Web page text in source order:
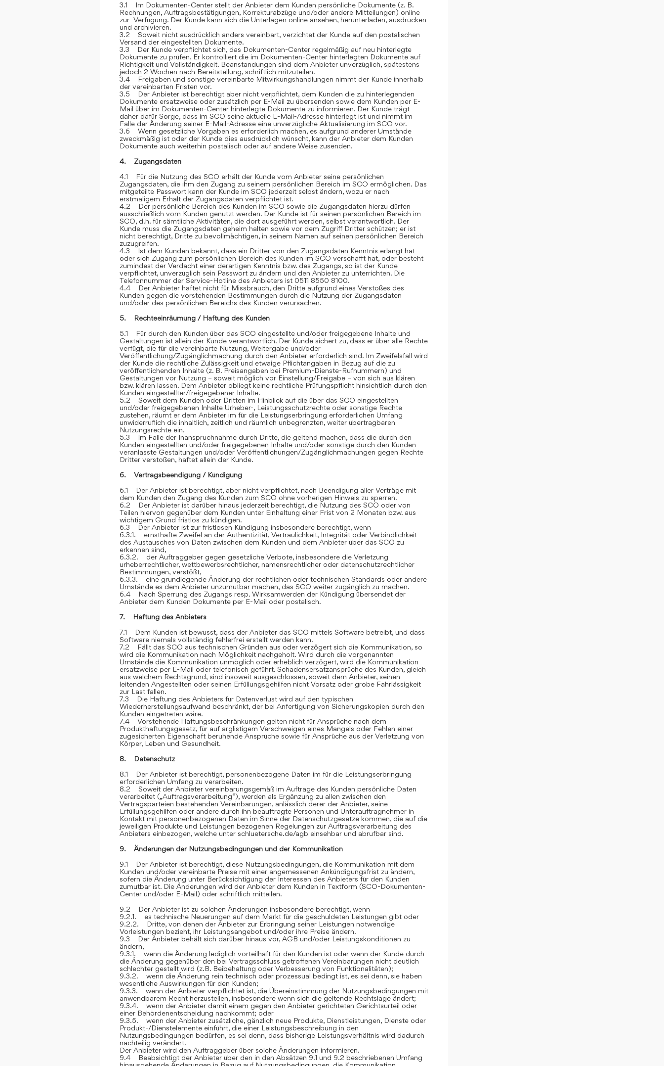
3.1 Im Dokumenten-Center stellt der Anbieter dem Kunden persönliche Dokumente (z. B.
Rechnungen, Auftragsbestätigungen, Korrekturabzüge und/oder andere Mitteilungen) online
zur Verfügung. Der Kunde kann sich die Unterlagen online ansehen, herunterladen, ausdrucken
und archivieren.
3.2 Soweit nicht ausdrücklich anders vereinbart, verzichtet der Kunde auf den postalischen
Versand der eingestellten Dokumente.
3.3 Der Kunde verpflichtet sich, das Dokumenten-Center regelmäßig auf neu hinterlegte
Dokumente zu prüfen. Er kontrolliert die im Dokumenten-Center hinterlegten Dokumente auf
Richtigkeit und Vollständigkeit. Beanstandungen sind dem Anbieter unverzüglich, spätestens
jedoch 2 Wochen nach Bereitstellung, schriftlich mitzuteilen.
3.4 Freigaben und sonstige vereinbarte Mitwirkungshandlungen nimmt der Kunde innerhalb
der vereinbarten Fristen vor.
3.5 Der Anbieter ist berechtigt aber nicht verpflichtet, dem Kunden die zu hinterlegenden
Dokumente ersatzweise oder zusätzlich per E-Mail zu übersenden sowie dem Kunden per E-
Mail über im Dokumenten-Center hinterlegte Dokumente zu informieren. Der Kunde trägt
daher dafür Sorge, dass im SCO seine aktuelle E-Mail-Adresse hinterlegt ist und nimmt im
Falle der Änderung seiner E-Mail-Adresse eine unverzügliche Aktualisierung im SCO vor.
3.6 Wenn gesetzliche Vorgaben es erforderlich machen, es aufgrund anderer Umstände
zweckmäßig ist oder der Kunde dies ausdrücklich wünscht, kann der Anbieter dem Kunden
Dokumente auch weiterhin postalisch oder auf andere Weise zusenden.
4. Zugangsdaten
4.1 Für die Nutzung des SCO erhält der Kunde vom Anbieter seine persönlichen
Zugangsdaten, die ihm den Zugang zu seinem persönlichen Bereich im SCO ermöglichen. Das
mitgeteilte Passwort kann der Kunde im SCO jederzeit selbst ändern, wozu er nach
erstmaligem Erhalt der Zugangsdaten verpflichtet ist.
4.2 Der persönliche Bereich des Kunden im SCO sowie die Zugangsdaten hierzu dürfen
ausschließlich vom Kunden genutzt werden. Der Kunde ist für seinen persönlichen Bereich im
SCO, d.h. für sämtliche Aktivitäten, die dort ausgeführt werden, selbst verantwortlich. Der
Kunde muss die Zugangsdaten geheim halten sowie vor dem Zugriff Dritter schützen; er ist
nicht berechtigt, Dritte zu bevollmächtigen, in seinem Namen auf seinen persönlichen Bereich
zuzugreifen.
4.3 Ist dem Kunden bekannt, dass ein Dritter von den Zugangsdaten Kenntnis erlangt hat
oder sich Zugang zum persönlichen Bereich des Kunden im SCO verschafft hat, oder besteht
zumindest der Verdacht einer derartigen Kenntnis bzw. des Zugangs, so ist der Kunde
verpflichtet, unverzüglich sein Passwort zu ändern und den Anbieter zu unterrichten. Die
Telefonnummer der Service-Hotline des Anbieters ist 0511 8550 8100.
4.4 Der Anbieter haftet nicht für Missbrauch, den Dritte aufgrund eines Verstoßes des
Kunden gegen die vorstehenden Bestimmungen durch die Nutzung der Zugangsdaten
und/oder des persönlichen Bereichs des Kunden verursachen.
5. Rechteeinräumung / Haftung des Kunden
5.1 Für durch den Kunden über das SCO eingestellte und/oder freigegebene Inhalte und
Gestaltungen ist allein der Kunde verantwortlich. Der Kunde sichert zu, dass er über alle Rechte
verfügt, die für die vereinbarte Nutzung, Weitergabe und/oder
Veröffentlichung/Zugänglichmachung durch den Anbieter erforderlich sind. Im Zweifelsfall wird
der Kunde die rechtliche Zulässigkeit und etwaige Pflichtangaben in Bezug auf die zu
veröffentlichenden Inhalte (z. B. Preisangaben bei Premium-Dienste-Rufnummern) und
Gestaltungen vor Nutzung – soweit möglich vor Einstellung/Freigabe – von sich aus klären
bzw. klären lassen. Dem Anbieter obliegt keine rechtliche Prüfungspflicht hinsichtlich durch den
Kunden eingestellter/freigegebener Inhalte.
5.2 Soweit dem Kunden oder Dritten im Hinblick auf die über das SCO eingestellten
und/oder freigegebenen Inhalte Urheber-, Leistungsschutzrechte oder sonstige Rechte
zustehen, räumt er dem Anbieter im für die Leistungserbringung erforderlichen Umfang
unwiderruflich die inhaltlich, zeitlich und räumlich unbegrenzten, weiter übertragbaren
Nutzungsrechte ein.
5.3 Im Falle der Inanspruchnahme durch Dritte, die geltend machen, dass die durch den
Kunden eingestellten und/oder freigegebenen Inhalte und/oder sonstige durch den Kunden
veranlasste Gestaltungen und/oder Veröffentlichungen/Zugänglichmachungen gegen Rechte
Dritter verstoßen, haftet allein der Kunde.
6. Vertragsbeendigung / Kündigung
6.1 Der Anbieter ist berechtigt, aber nicht verpflichtet, nach Beendigung aller Verträge mit
dem Kunden den Zugang des Kunden zum SCO ohne vorherigen Hinweis zu sperren.
6.2 Der Anbieter ist darüber hinaus jederzeit berechtigt, die Nutzung des SCO oder von
Teilen hiervon gegenüber dem Kunden unter Einhaltung einer Frist von 2 Monaten bzw. aus
wichtigem Grund fristlos zu kündigen.
6.3 Der Anbieter ist zur fristlosen Kündigung insbesondere berechtigt, wenn
6.3.1. ernsthafte Zweifel an der Authentizität, Vertraulichkeit, Integrität oder Verbindlichkeit
des Austausches von Daten zwischen dem Kunden und dem Anbieter über das SCO zu
erkennen sind,
6.3.2. der Auftraggeber gegen gesetzliche Verbote, insbesondere die Verletzung
urheberrechtlicher, wettbewerbsrechtlicher, namensrechtlicher oder datenschutzrechtlicher
Bestimmungen, verstößt,
6.3.3. eine grundlegende Änderung der rechtlichen oder technischen Standards oder andere
Umstände es dem Anbieter unzumutbar machen, das SCO weiter zugänglich zu machen.
6.4 Nach Sperrung des Zugangs resp. Wirksamwerden der Kündigung übersendet der
Anbieter dem Kunden Dokumente per E-Mail oder postalisch.
7. Haftung des Anbieters
7.1 Dem Kunden ist bewusst, dass der Anbieter das SCO mittels Software betreibt, und dass
Software niemals vollständig fehlerfrei erstellt werden kann.
7.2 Fällt das SCO aus technischen Gründen aus oder verzögert sich die Kommunikation, so
wird die Kommunikation nach Möglichkeit nachgeholt. Wird durch die vorgenannten
Umstände die Kommunikation unmöglich oder erheblich verzögert, wird die Kommunikation
ersatzweise per E-Mail oder telefonisch geführt. Schadensersatzansprüche des Kunden, gleich
aus welchem Rechtsgrund, sind insoweit ausgeschlossen, soweit dem Anbieter, seinen
leitenden Angestellten oder seinen Erfüllungsgehilfen nicht Vorsatz oder grobe Fahrlässigkeit
zur Last fallen.
7.3 Die Haftung des Anbieters für Datenverlust wird auf den typischen
Wiederherstellungsaufwand beschränkt, der bei Anfertigung von Sicherungskopien durch den
Kunden eingetreten wäre.
7.4 Vorstehende Haftungsbeschränkungen gelten nicht für Ansprüche nach dem
Produkthaftungsgesetz, für auf arglistigem Verschweigen eines Mangels oder Fehlen einer
zugesicherten Eigenschaft beruhende Ansprüche sowie für Ansprüche aus der Verletzung von
Körper, Leben und Gesundheit.
8. Datenschutz
8.1 Der Anbieter ist berechtigt, personenbezogene Daten im für die Leistungserbringung
erforderlichen Umfang zu verarbeiten.
8.2 Soweit der Anbieter vereinbarungsgemäß im Auftrage des Kunden persönliche Daten
verarbeitet („Auftragsverarbeitung“), werden als Ergänzung zu allen zwischen den
Vertragsparteien bestehenden Vereinbarungen, anlässlich derer der Anbieter, seine
Erfüllungsgehilfen oder andere durch ihn beauftragte Personen und Unterauftragnehmer in
Kontakt mit personenbezogenen Daten im Sinne der Datenschutzgesetze kommen, die auf die
jeweiligen Produkte und Leistungen bezogenen Regelungen zur Auftragsverarbeitung des
Anbieters einbezogen, welche unter schluetersche.de/agb einsehbar und abrufbar sind.
9. Änderungen der Nutzungsbedingungen und der Kommunikation
9.1 Der Anbieter ist berechtigt, diese Nutzungsbedingungen, die Kommunikation mit dem
Kunden und/oder vereinbarte Preise mit einer angemessenen Ankündigungsfrist zu ändern,
sofern die Änderung unter Berücksichtigung der Interessen des Anbieters für den Kunden
zumutbar ist. Die Änderungen wird der Anbieter dem Kunden in Textform (SCO-Dokumenten-
Center und/oder E-Mail) oder schriftlich mitteilen.
9.2 Der Anbieter ist zu solchen Änderungen insbesondere berechtigt, wenn
9.2.1. es technische Neuerungen auf dem Markt für die geschuldeten Leistungen gibt oder
9.2.2. Dritte, von denen der Anbieter zur Erbringung seiner Leistungen notwendige
Vorleistungen bezieht, ihr Leistungsangebot und/oder ihre Preise ändern.
9.3 Der Anbieter behält sich darüber hinaus vor, AGB und/oder Leistungskonditionen zu
ändern,
9.3.1. wenn die Änderung lediglich vorteilhaft für den Kunden ist oder wenn der Kunde durch
die Änderung gegenüber den bei Vertragsschluss getroffenen Vereinbarungen nicht deutlich
schlechter gestellt wird (z.B. Beibehaltung oder Verbesserung von Funktionalitäten);
9.3.2. wenn die Änderung rein technisch oder prozessual bedingt ist, es sei denn, sie haben
wesentliche Auswirkungen für den Kunden;
9.3.3. wenn der Anbieter verpflichtet ist, die Übereinstimmung der Nutzungsbedingungen mit
anwendbarem Recht herzustellen, insbesondere wenn sich die geltende Rechtslage ändert;
9.3.4. wenn der Anbieter damit einem gegen den Anbieter gerichteten Gerichtsurteil oder
einer Behördenentscheidung nachkommt; oder
9.3.5. wenn der Anbieter zusätzliche, gänzlich neue Produkte, Dienstleistungen, Dienste oder
Produkt-/Dienstelemente einführt, die einer Leistungsbeschreibung in den
Nutzungsbedingungen bedürfen, es sei denn, dass bisherige Leistungsverhältnis wird dadurch
nachteilig verändert.
Der Anbieter wird den Auftraggeber über solche Änderungen informieren.
9.4 Beabsichtigt der Anbieter über den in den Absätzen 9.1 und 9.2 beschriebenen Umfang